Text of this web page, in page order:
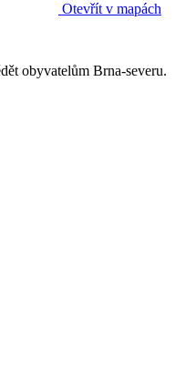
Otevřít v mapách
obyvatelům Brna-severu.